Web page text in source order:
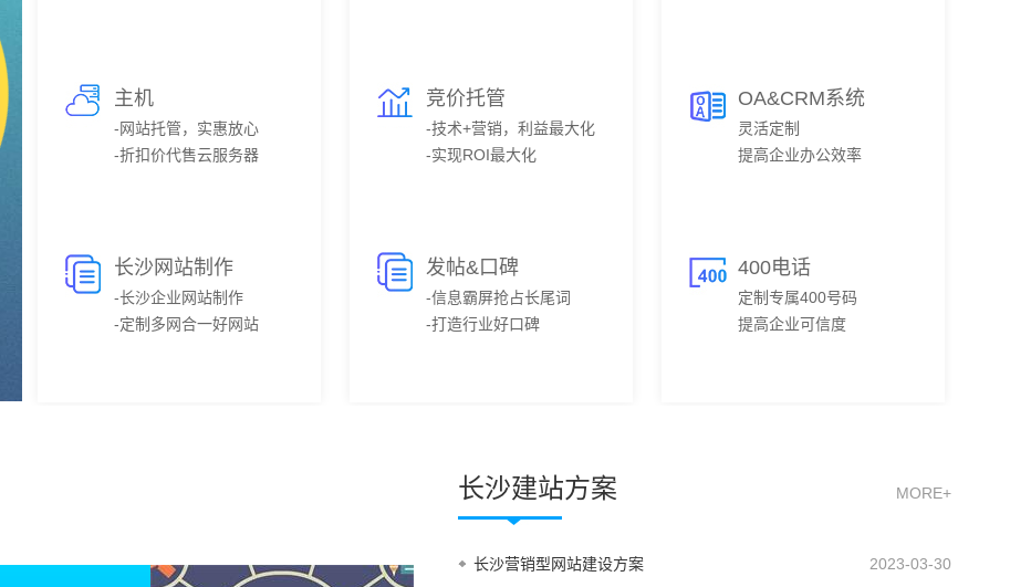
主机
-网站托管，实惠放心
-折扣价代售云服务器
长沙网站制作
-长沙企业网站制作
-定制多网合一好网站
竞价托管
-技术+营销，利益最大化
-实现ROI最大化
发帖&口碑
-信息霸屏抢占长尾词
-打造行业好口碑
OA&CRM系统
灵活定制
提高企业办公效率
400电话
定制专属400号码
提高企业可信度
长沙建站方案 MORE+
长沙营销型网站建设方案
2023-03-30